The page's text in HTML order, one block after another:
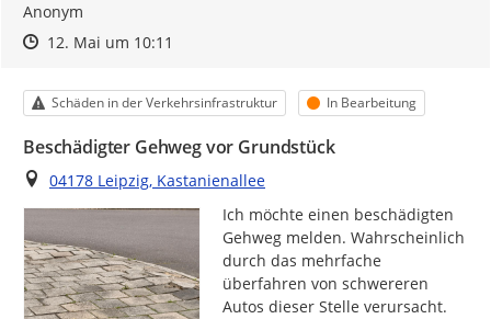
Anonym
Zeitpunkt des Erstellens
Zeitpunkt des Erstellens
12. Mai um 10:11
Kategorie
Schäden in der Verkehrsinfrastruktur Status
In Bearbeitung
Beschädigter Gehweg vor Grundstück
Ort
04178 Leipzig, Kastanienallee
Ich möchte einen beschädigten
Gehweg melden. Wahrscheinlich
durch das mehrfache
überfahren von schwereren
Autos dieser Stelle verursacht.